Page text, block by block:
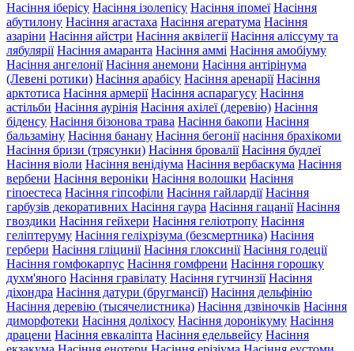
Насіння іберісу Насіння ізолепісу Насіння іпомеї Насіння
абутилону Насіння агастаха Насіння агератума Насіння
азаріни Насіння айстри Насіння аквілегії Насіння аліссуму та
лябулярії Насіння амаранта Насіння аммі Насіння амобіуму
Насіння ангелонії Насіння анемони Насіння антірінума
(Левені ротики) Насіння арабісу Насіння аренарії Насіння
арктотиса Насіння армерії Насіння аспарагусу Насіння
астільби Насіння аурінія Насіння ахілеї (деревію) Насіння
біденсу Насіння бізонова трава Насіння бакопи Насіння
бальзаміну Насіння банану Насіння бегонії насіння брахікоми
Насіння бризи (трясунки) Насіння бровалії Насіння будлеї
Насіння віоли Насіння венідіума Насіння вербаскума Насіння
вербени Насіння вероніки Насіння волошки Насіння
гіпоестеса Насіння гіпсофіли Насіння гайлардії Насіння
гарбузів декоративних Насіння гаура Насіння гацанії Насіння
гвоздики Насіння гейхери Насіння геліотропу Насіння
геліптеруму Насіння геліхрізума (безсмертника) Насіння
гербери Насіння гліцинії Насіння глоксинії Насіння годеції
Насіння гомфокарпус Насіння гомфрени Насіння горошку
духм'яного Насіння гравілату Насіння гутчинзії Насіння
діхондра Насіння датури (бругмансії) Насіння дельфінію
Насіння деревію (тысячелистника) Насіння дзвіночків Насіння
диморфотеки Насіння доліхосу Насіння доронікуму Насіння
драцени Насіння евкаліпта Насіння едельвейсу Насіння